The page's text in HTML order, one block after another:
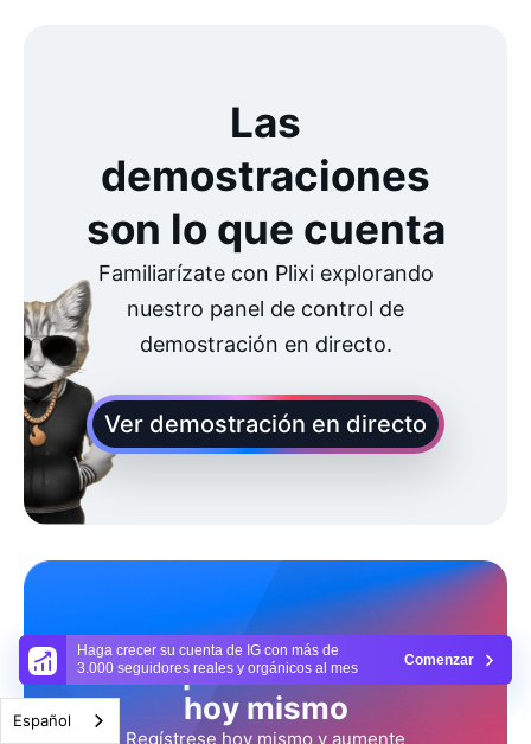
Haga crecer su cuenta de IG con más de
3.000 seguidores reales y orgánicos al mes
Comenzar
Las
demostraciones
son lo que cuenta
Familiarízate con Plixi explorando
nuestro panel de control de
demostración en directo.
Ver demostración en directo
Empiece a crecer
hoy mismo
Regístrese hoy mismo y aumente
Español